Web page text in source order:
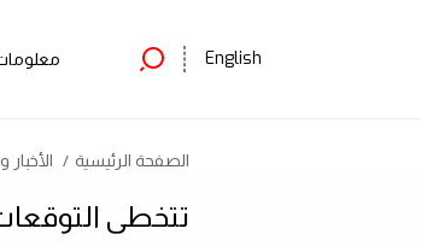
English
الصفحة الرئيسية الأخبار
تتخطى